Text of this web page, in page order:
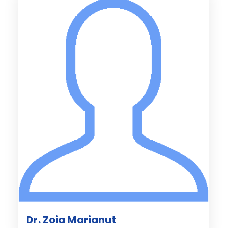
Dr. Zoia Marianut